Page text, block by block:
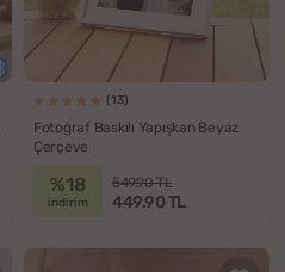
(13)
Fotoğraf Baskılı Yapışkan Beyaz
Çerçeve
%18
indirim
549.90 TL
449.90 TL